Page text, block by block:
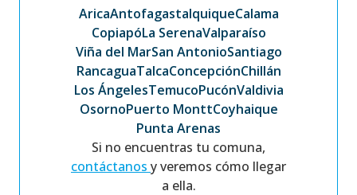
AricaAntofagastaIquiqueCalama
CopiapóLa SerenaValparaíso
Viña del MarSan AntonioSantiago
RancaguaTalcaConcepciónChillán
Los ÁngelesTemucoPucónValdivia
OsornoPuerto MonttCoyhaique
Punta Arenas
Si no encuentras tu comuna,
contáctanos y veremos cómo llegar
a ella.